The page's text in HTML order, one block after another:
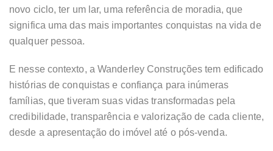
novo ciclo, ter um lar, uma referência de moradia, que
significa uma das mais importantes conquistas na vida de
qualquer pessoa.
E nesse contexto, a Wanderley Construções tem edificado
histórias de conquistas e confiança para inúmeras
famílias, que tiveram suas vidas transformadas pela
credibilidade, transparência e valorização de cada cliente,
desde a apresentação do imóvel até o pós-venda.